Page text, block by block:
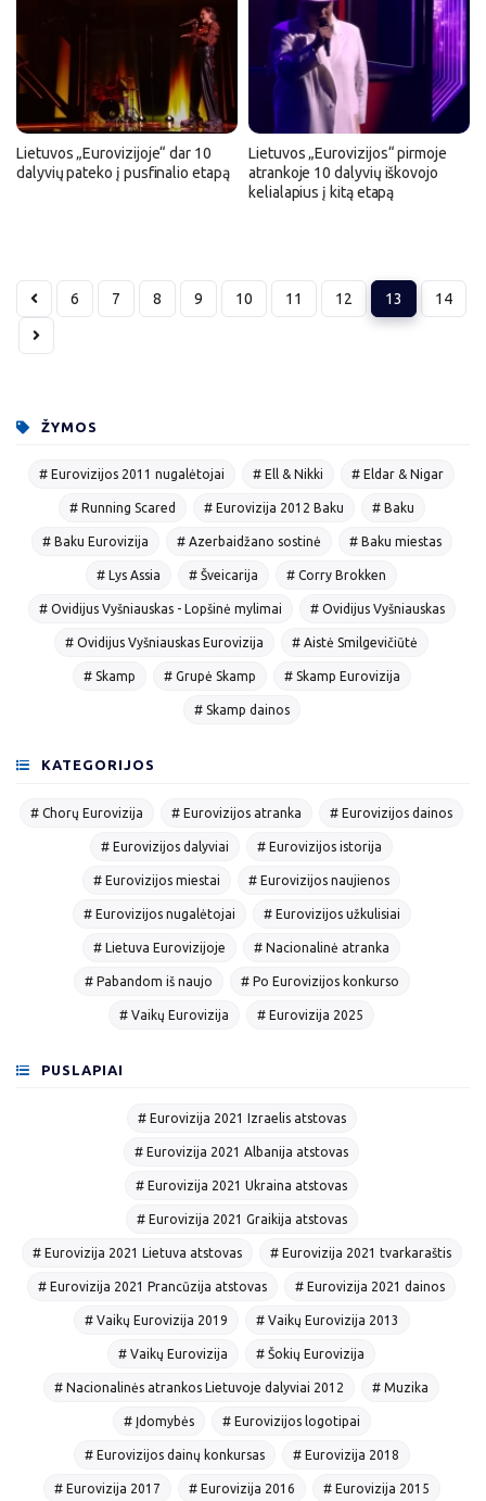
Lietuvos „Eurovizijoje“ dar 10
dalyvių pateko į pusfinalio etapą
Lietuvos „Eurovizijos“ pirmoje
atrankoje 10 dalyvių iškovojo
kelialapius į kitą etapą
6 7 8 9 10 11 12 13 14
ŽYMOS
# Eurovizijos 2011 nugalėtojai # Ell & Nikki # Eldar & Nigar
# Running Scared # Eurovizija 2012 Baku # Baku
# Baku Eurovizija # Azerbaidžano sostinė # Baku miestas
# Lys Assia # Šveicarija # Corry Brokken
# Ovidijus Vyšniauskas - Lopšinė mylimai # Ovidijus Vyšniauskas
# Ovidijus Vyšniauskas Eurovizija # Aistė Smilgevičiūtė
# Skamp # Grupė Skamp # Skamp Eurovizija
# Skamp dainos
KATEGORIJOS
# Chorų Eurovizija # Eurovizijos atranka # Eurovizijos dainos
# Eurovizijos dalyviai # Eurovizijos istorija
# Eurovizijos miestai # Eurovizijos naujienos
# Eurovizijos nugalėtojai # Eurovizijos užkulisiai
# Lietuva Eurovizijoje # Nacionalinė atranka
# Pabandom iš naujo # Po Eurovizijos konkurso
# Vaikų Eurovizija # Eurovizija 2025
PUSLAPIAI
# Eurovizija 2021 Izraelis atstovas
# Eurovizija 2021 Albanija atstovas
# Eurovizija 2021 Ukraina atstovas
# Eurovizija 2021 Graikija atstovas
# Eurovizija 2021 Lietuva atstovas # Eurovizija 2021 tvarkaraštis
# Eurovizija 2021 Prancūzija atstovas # Eurovizija 2021 dainos
# Vaikų Eurovizija 2019 # Vaikų Eurovizija 2013
# Vaikų Eurovizija # Šokių Eurovizija
# Nacionalinės atrankos Lietuvoje dalyviai 2012 # Muzika
# Įdomybės # Eurovizijos logotipai
# Eurovizijos dainų konkursas # Eurovizija 2018
# Eurovizija 2017 # Eurovizija 2016 # Eurovizija 2015